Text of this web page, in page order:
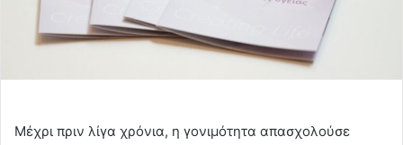
Μέχρι πριν λίγα χρόνια, η γονιμότητα απασχολούσε